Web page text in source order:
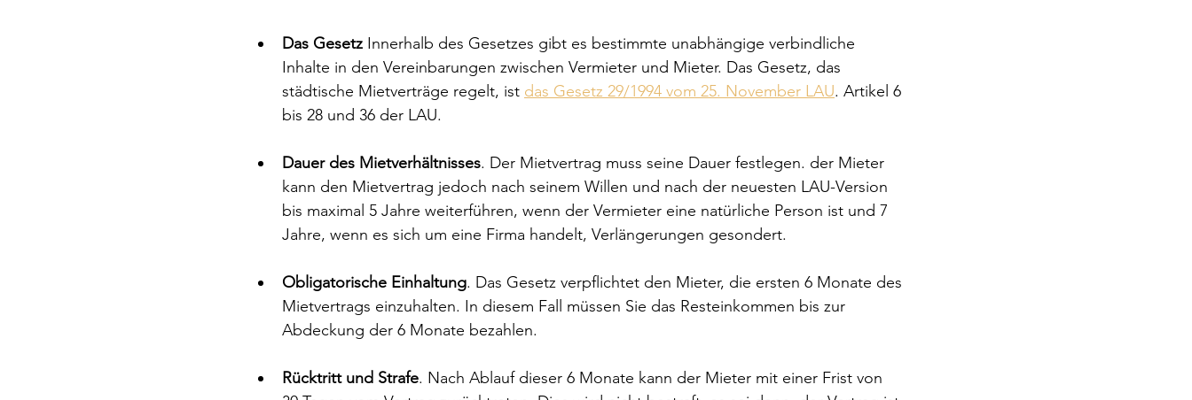
Das Gesetz Innerhalb des Gesetzes gibt es bestimmte unabhängige verbindliche
Inhalte in den Vereinbarungen zwischen Vermieter und Mieter. Das Gesetz, das
städtische Mietverträge regelt, ist das Gesetz 29/1994 vom 25. November LAU. Artikel 6
bis 28 und 36 der LAU.
Dauer des Mietverhältnisses. Der Mietvertrag muss seine Dauer festlegen. der Mieter
kann den Mietvertrag jedoch nach seinem Willen und nach der neuesten LAU-Version
bis maximal 5 Jahre weiterführen, wenn der Vermieter eine natürliche Person ist und 7
Jahre, wenn es sich um eine Firma handelt, Verlängerungen gesondert.
Obligatorische Einhaltung. Das Gesetz verpflichtet den Mieter, die ersten 6 Monate des
Mietvertrags einzuhalten. In diesem Fall müssen Sie das Resteinkommen bis zur
Abdeckung der 6 Monate bezahlen.
Rücktritt und Strafe. Nach Ablauf dieser 6 Monate kann der Mieter mit einer Frist von